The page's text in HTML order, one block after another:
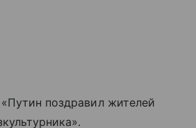
поздравил жителей